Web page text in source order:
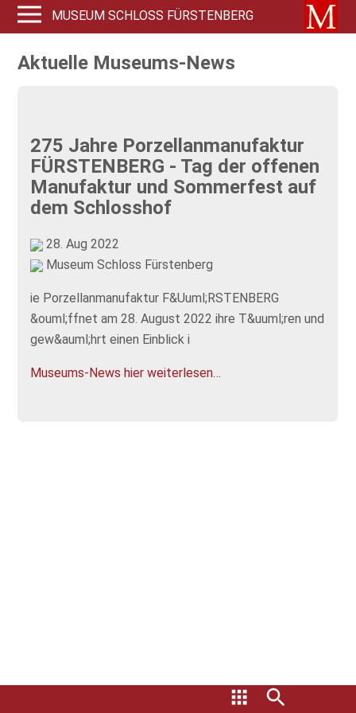
MUSEUM SCHLOSS FÜRSTENBERG
Aktuelle Museums-News
275 Jahre Porzellanmanufaktur
FÜRSTENBERG - Tag der offenen
Manufaktur und Sommerfest auf
dem Schlosshof
28. Aug 2022
Museum Schloss Fürstenberg
ie Porzellanmanufaktur F&Uuml;RSTENBERG
&ouml;ffnet am 28. August 2022 ihre T&uuml;ren und
gew&auml;hrt einen Einblick i
Museums-News hier weiterlesen…